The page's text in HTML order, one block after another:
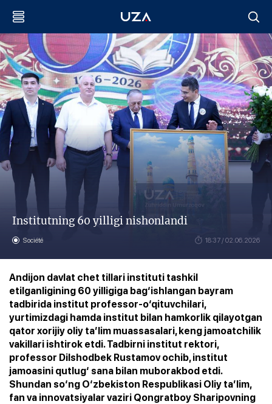
Institutning 60 yilligi nishonlandi
Société 18:37 / 02.06.2026
Andijon davlat chet tillari instituti tashkil
etilganligining 60 yilligiga bag‘ishlangan bayram
tadbirida institut professor-o‘qituvchilari,
yurtimizdagi hamda institut bilan hamkorlik qilayotgan
qator xorijiy oliy ta’lim muassasalari, keng jamoatchilik
vakillari ishtirok etdi. Tadbirni institut rektori,
professor Dilshodbek Rustamov ochib, institut
jamoasini qutlug‘ sana bilan muborakbod etdi.
Shundan so‘ng O‘zbekiston Respublikasi Oliy ta’lim,
fan va innovatsiyalar vaziri Qongratboy Sharipovning